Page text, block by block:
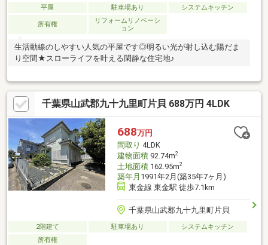
平屋 駐車場あり システムキッチン
所有権
リフォームリノベーシ
ョン
生活動線のしやすい人気の平屋です◎明るい光が射し込む陽だま
り空間★スローライフを叶える閑静な住宅地♪
千葉県山武郡九十九里町片貝 688万円 4LDK
688万円
間取り 4LDK
建物面積92.74m2
土地面積162.95m2
築年月 1991年2月(築35年7ヶ月)
東金線 東金駅 徒歩7.1km
千葉県山武郡九十九里町片貝
2階建て 駐車場あり
システムキッチン
所有権